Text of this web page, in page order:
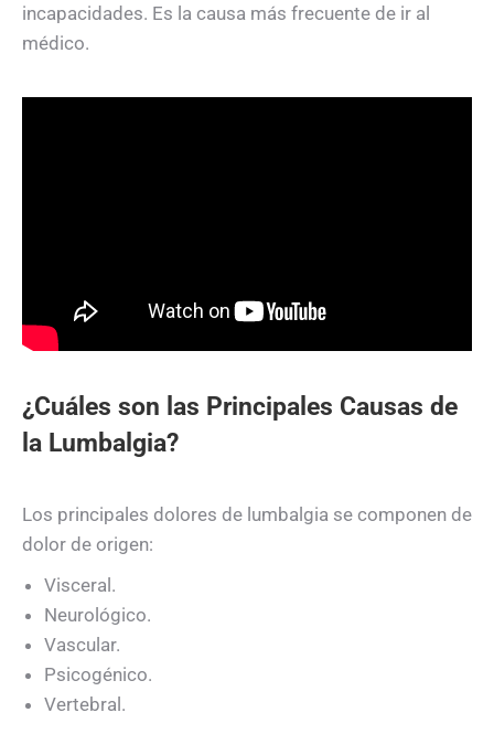
incapacidades. Es la causa más frecuente de ir al
médico.
¿Cuáles son las Principales Causas de
la Lumbalgia?
Los principales dolores de lumbalgia se componen de
dolor de origen:
Visceral.
Neurológico.
Vascular.
Psicogénico.
Vertebral.